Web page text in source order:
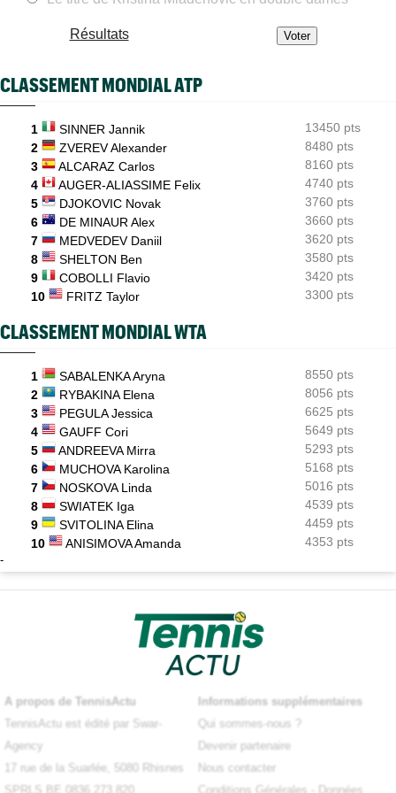
Terence Atmane se tourne vers l'Ohio et un immense défi à
relever
Sept Françaises en qualifs, Kristina Mladenovic "protégée"
Lucas Poullain en finale en Turquie, Antoine Ghibaudo a coincé
08/08
Grodzisk Mazowiecki (CH)
Mathys Erhard passe à quelques points d'une finale
Résultats
CLASSEMENT MONDIAL ATP
1 SINNER Jannik
13450 pts
2
ZVEREV Alexander
8480 pts
3
ALCARAZ Carlos
8160 pts
4
AUGER-ALIASSIME Felix
4740 pts
5
DJOKOVIC Novak
3760 pts
6
DE MINAUR Alex
3660 pts
7
MEDVEDEV Daniil
3620 pts
8
SHELTON Ben
3580 pts
9
COBOLLI Flavio
3420 pts
10
FRITZ Taylor 3300 pts
CLASSEMENT MONDIAL WTA
1 SABALENKA Aryna
8550 pts
2
RYBAKINA Elena
8056 pts
3
PEGULA Jessica
6625 pts
4
GAUFF Cori
5649 pts
5
ANDREEVA Mirra
5293 pts
6
MUCHOVA Karolina
5168 pts
7
NOSKOVA Linda
5016 pts
8
SWIATEK Iga
4539 pts
9
SVITOLINA Elina
4459 pts
10
ANISIMOVA Amanda 4353 pts
-
A propos de TennisActu
TennisActu est édité par Swar-
Agency
17 rue de la Suarlée, 5080 Rhisnes
SPRLS BE 0836.273.820
Informations supplémentaires
Qui sommes-nous ?
Devenir partenaire
Nous contacter
Conditions Générales
Données